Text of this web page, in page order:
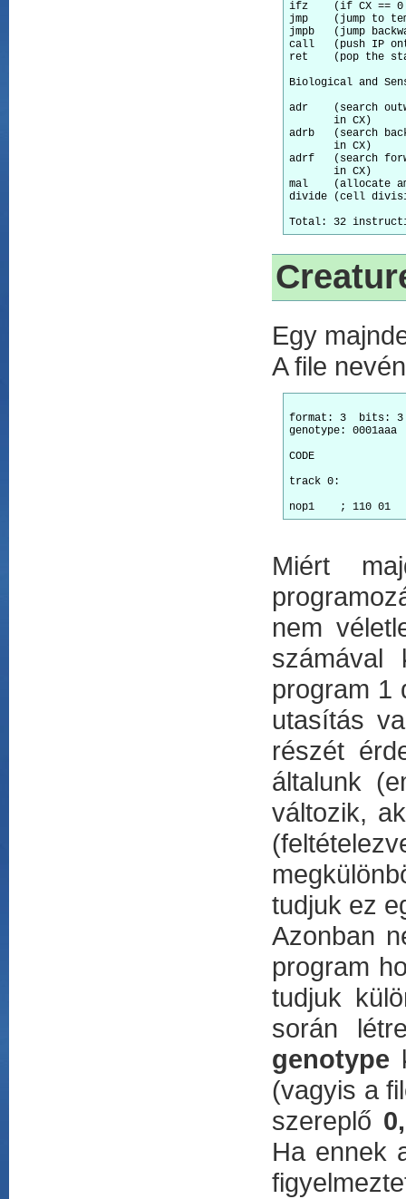
ifz    (if CX == 0
jmp    (jump to
jmpb   (jump
call   (push IP
ret    (pop the
Biological and
adr    (search
       in CX)
adrb   (search
       in CX)
adrf   (search
       in CX)
mal    (allocate
divide (cell
Egy
A file
format: 3  bits: 3
genotype:
CODE
track 0:
Miért
nem
számával
program 1
utasítás
részét
általunk
változik,
tudjuk ez
Azonban
program
tudjuk
során
genotype
(vagyis a
szereplő 0,
Ha ennek